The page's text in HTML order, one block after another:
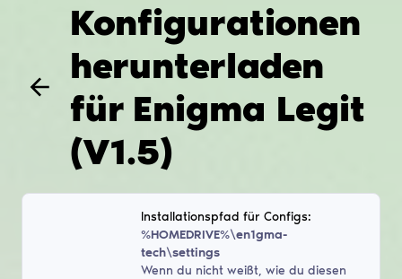
Konfigurationen
herunterladen
für Enigma Legit
(V1.5)
Installationspfad für Configs:
%HOMEDRIVE%\en1gma-
tech\settings
Wenn du nicht weißt, wie du diesen